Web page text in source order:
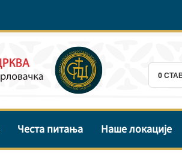
0
Честа питања Наше локације